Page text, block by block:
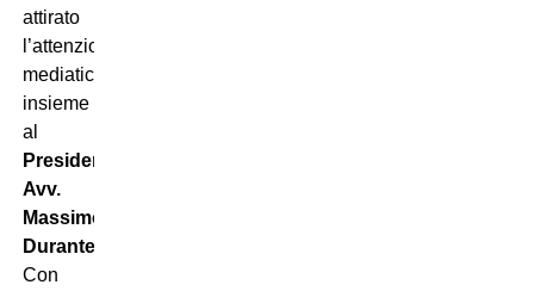
attirato
l’attenzione
mediatica,
insieme
al
Presidente
Avv.
Massimo
Durante
Con